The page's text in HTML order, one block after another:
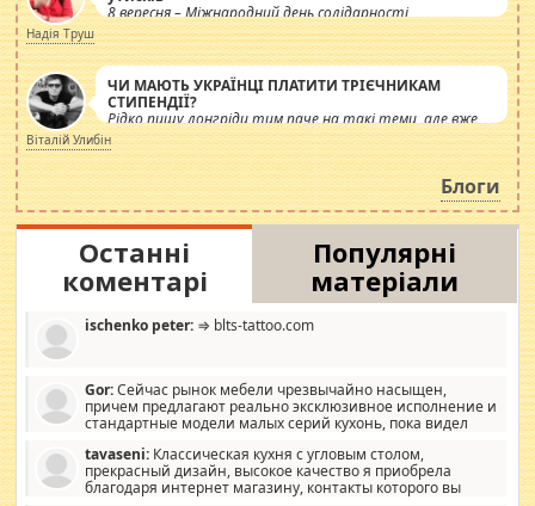
8 вересня – Міжнародний день солідарності
журналістів.
Надія Труш
ЧИ МАЮТЬ УКРАЇНЦІ ПЛАТИТИ ТРІЄЧНИКАМ
СТИПЕНДІЇ?
Рідко пишу лонгріди тим паче на такі теми, але вже
просто дістало! Обурюють сьогоднішні інсенуації
навколо стипендіального питання. Штучно
роздувається ще одна соціальна катастрофа.
Віталій Улибін
Блоги
Останні
коментарі
Популярні
матеріали
ischenko peter: ⇒ blts-tattoo.com
Gor:Сейчас рынок мебели чрезвычайно насыщен,
причем предлагают реально эксклюзивное исполнение и
стандартные модели малых серий кухонь, пока видел
стандартные формы, в MebelOk, креативненько и что главное -
со вкусом все в порядке, без ненужных наворотов удорожающих
мебель, а это не последний фактор.
tavaseni: Классическая кухня с угловым столом,
прекрасный дизайн, высокое качество я приобрела
благодаря интернет магазину, контакты которого вы